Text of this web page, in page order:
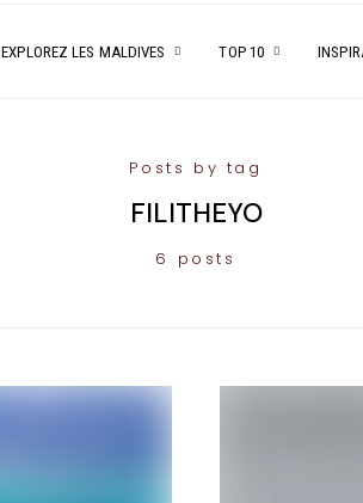
EXPLOREZ LES MALDIVES TOP 10
Posts by tag
FILITHEYO
6 posts